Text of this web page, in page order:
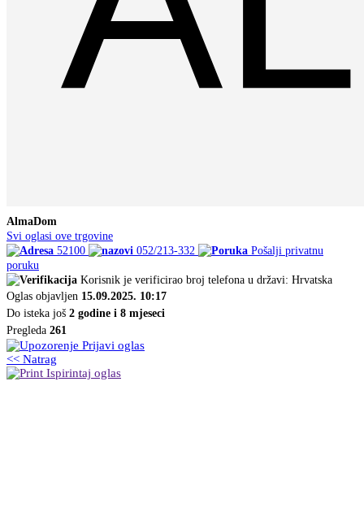
AlmaDom
Svi oglasi ove trgovine
52100
052/213-332
Pošalji privatnu
poruku
Korisnik je verificirao broj telefona u državi: Hrvatska
Oglas objavljen 15.09.2025. 10:17
Do isteka još 2 godine i 8 mjeseci
Pregleda 261
Prijavi oglas
<< Natrag
Ispirintaj oglas